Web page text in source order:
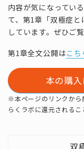
内容が気になってい
て、第1章「双極症
しています。ぜひご
第1章全文公開はこち
本の購
※本ページのリンクから
らくラボに還元されるこ
双